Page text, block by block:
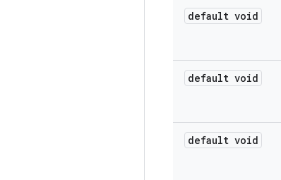
default void
default void
default void